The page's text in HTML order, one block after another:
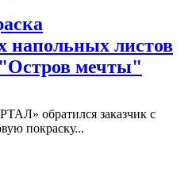
напольных листов
мечты"
обратился заказчик с
покраску...